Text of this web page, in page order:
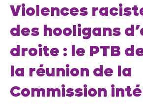
Violences
des hooligans
droite : le PTB
la réunion de la
Commission